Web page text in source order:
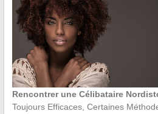
Rencontrer une Célibataire
Toujours Efficaces, Certaines